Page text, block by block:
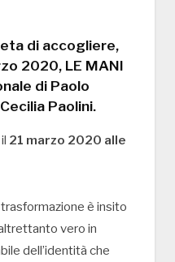
di accogliere,
2020, LE MANI
di Paolo
Paolini.
21 marzo 2020 alle
è insito
vero in
dell’identità che